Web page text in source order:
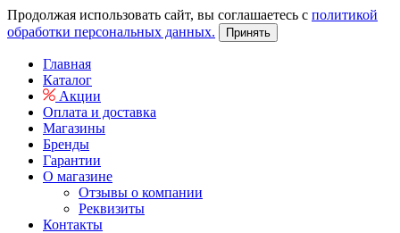
Продолжая использовать сайт, вы соглашаетесь с политикой
обработки персональных данных.
Принять
Главная
Каталог
Акции
Оплата и доставка
Магазины
Бренды
Гарантии
О магазине
Отзывы о компании
Реквизиты
Контакты